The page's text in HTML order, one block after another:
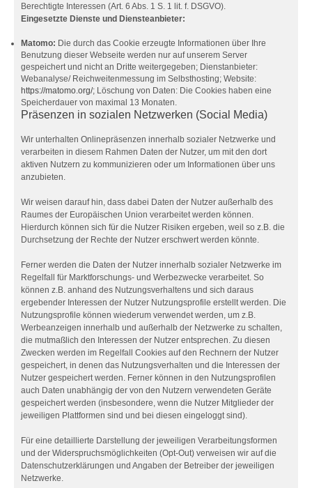
Berechtigte Interessen (Art. 6 Abs. 1 S. 1 lit. f. DSGVO).
Eingesetzte Dienste und Diensteanbieter:
Matomo: Die durch das Cookie erzeugte Informationen über Ihre
Benutzung dieser Webseite werden nur auf unserem Server
gespeichert und nicht an Dritte weitergegeben; Dienstanbieter:
Webanalyse/ Reichweitenmessung im Selbsthosting; Website:
https://matomo.org/; Löschung von Daten: Die Cookies haben eine
Speicherdauer von maximal 13 Monaten.
Präsenzen in sozialen Netzwerken (Social Media)
Wir unterhalten Onlinepräsenzen innerhalb sozialer Netzwerke und
verarbeiten in diesem Rahmen Daten der Nutzer, um mit den dort
aktiven Nutzern zu kommunizieren oder um Informationen über uns
anzubieten.
Wir weisen darauf hin, dass dabei Daten der Nutzer außerhalb des
Raumes der Europäischen Union verarbeitet werden können.
Hierdurch können sich für die Nutzer Risiken ergeben, weil so z.B. die
Durchsetzung der Rechte der Nutzer erschwert werden könnte.
Ferner werden die Daten der Nutzer innerhalb sozialer Netzwerke im
Regelfall für Marktforschungs- und Werbezwecke verarbeitet. So
können z.B. anhand des Nutzungsverhaltens und sich daraus
ergebender Interessen der Nutzer Nutzungsprofile erstellt werden. Die
Nutzungsprofile können wiederum verwendet werden, um z.B.
Werbeanzeigen innerhalb und außerhalb der Netzwerke zu schalten,
die mutmaßlich den Interessen der Nutzer entsprechen. Zu diesen
Zwecken werden im Regelfall Cookies auf den Rechnern der Nutzer
gespeichert, in denen das Nutzungsverhalten und die Interessen der
Nutzer gespeichert werden. Ferner können in den Nutzungsprofilen
auch Daten unabhängig der von den Nutzern verwendeten Geräte
gespeichert werden (insbesondere, wenn die Nutzer Mitglieder der
jeweiligen Plattformen sind und bei diesen eingeloggt sind).
Für eine detaillierte Darstellung der jeweiligen Verarbeitungsformen
und der Widerspruchsmöglichkeiten (Opt-Out) verweisen wir auf die
Datenschutzerklärungen und Angaben der Betreiber der jeweiligen
Netzwerke.